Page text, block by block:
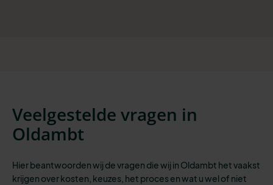
Veelgestelde vragen in
Oldambt
Hier beantwoorden wij de vragen die wij in Oldambt het vaakst
krijgen over kosten, keuzes, het proces en wat u wel of niet